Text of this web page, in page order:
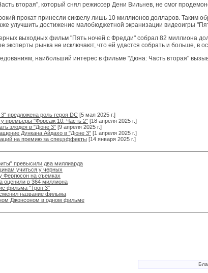
вторая", который снял режиссер Дени Вильнев, не смог
прокат принесли сиквелу лишь 10 миллионов долларов. Таким
улучшить достижение малобюджетной экранизации видеоигры
выходных фильм "Пять ночей с Фредди" собрал 82 миллиона
эксперты рынка не исключают, что ей удастся собрать и больше,
наибольший интерес в фильме "Дюна: Часть вторая"
предложена роль героя DC [5 мая 2025 г.]
премьеры "Форсаж 10: Часть 2" [18 апреля 2025 г.]
злодея в "Дюне 3" [9 апреля 2025 г.]
Дункана Айдахо в "Дюне 3" [1 апреля 2025 г.]
на премию за спецэффекты [14 января 2025 г.]
превысили два миллиарда
учиться у черных
Фергюсон на съемках
оценили в 364 миллиона
фильма "Трон 3"
название фильма
Джонсоном в одном фильме